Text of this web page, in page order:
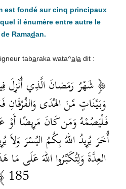
est fondé sur cinq principaux
il énumère entre autre le
Ramadan.
tabaraka wata^ala dit :
﴿ شَهْرُ رَمَضانَ الَّذِي أُنْزِلَ
وَبَيِّنَاتٍ مِّنَ الهُدَى
فَلْيَصُمْهُ وَمَن كَانَ مَرِيضًا أَوْ
أُخَرَ يُرِيدُ اللهُ بِكُمُ اليُسْرَ وَلاَ
العِدَّةَ وَلِتُكَبِّرُوا اللهَ عَلَى
185 ﴾